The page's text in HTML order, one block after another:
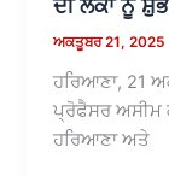
ਅਕਤੂਬਰ 21, 2025
ਹਰਿਆਣਾ, 21
ਪ੍ਰੋਫੈਸਰ ਅਸੀਮ
ਹਰਿਆਣਾ ਅਤੇ